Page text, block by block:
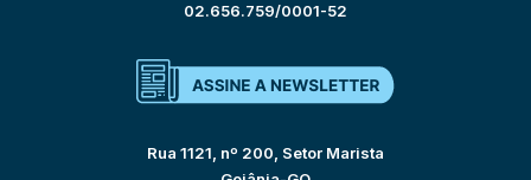
02.656.759/0001-52
Rua 1121, nº 200, Setor Marista